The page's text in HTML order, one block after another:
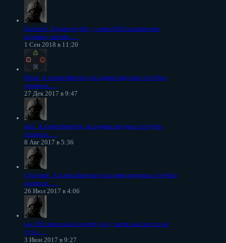
Евгений: Здравствуйте, у меня бф3 расширеное
издание, пытаю......
1 Сен 2018 в 11:20
Иван: А я взял фантом, но админ пидорас отрубил
сервак и......
27 Дек 2017 в 9:47
den: А я взял фантом, но админ пидорас отрубил
сервак и......
8 Авг 2017 в 5:36
Счастья: А я взял фантом, но админ пидорас отрубил
сервак и......
26 Июл 2017 в 4:06
ыы: Не знаю как и почему, но у меня она просто не
уста......
3 Июн 2017 в 9:27